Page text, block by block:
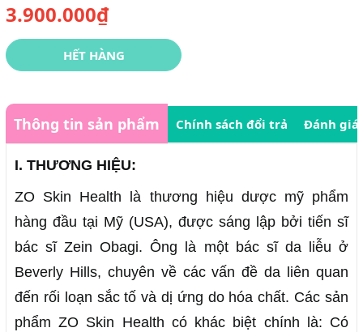
3.900.000₫
HẾT HÀNG
Thông tin sản phẩm Chính sách đổi trả Đánh giá
I. THƯƠNG HIỆU:
ZO Skin Health là thương hiệu dược mỹ phẩm
hàng đầu tại Mỹ (USA), được sáng lập bởi tiến sĩ
bác sĩ Zein Obagi. Ông là một bác sĩ da liễu ở
Beverly Hills, chuyên về các vấn đề da liên quan
đến rối loạn sắc tố và dị ứng do hóa chất. Các sản
phẩm ZO Skin Health có khác biệt chính là: Có